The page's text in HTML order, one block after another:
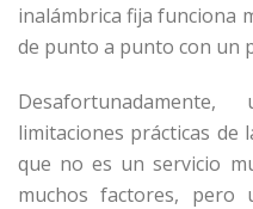
inalámbrica fija funciona
de punto a punto con un
limitaciones prácticas de
que no es un servicio
muchos factores, pero